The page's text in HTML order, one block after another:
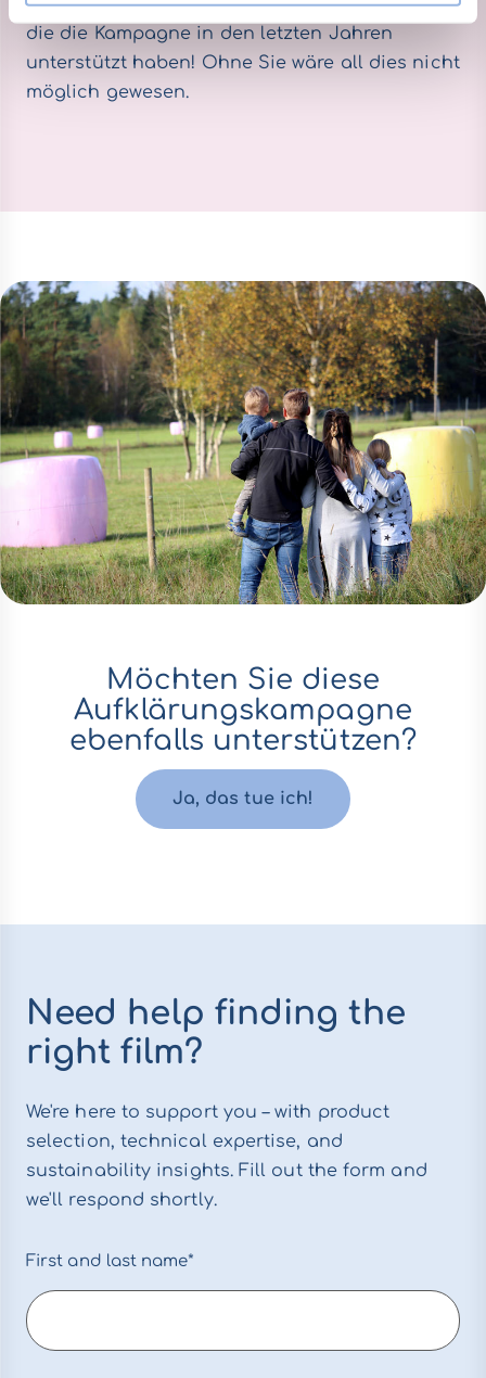
Landwirten und Lohnunternehmern bedanken,
die die Kampagne in den letzten Jahren
unterstützt haben! Ohne Sie wäre all dies nicht
möglich gewesen.
Möchten Sie diese
Aufklärungskampagne
ebenfalls unterstützen?
Ja, das tue ich!
Need help finding the
right film?
We're here to support you – with product
selection, technical expertise, and
sustainability insights. Fill out the form and
we'll respond shortly.
First and last name*